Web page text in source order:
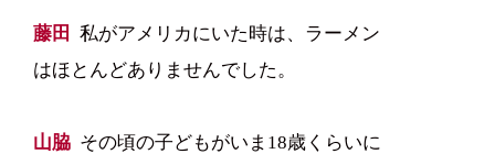
藤田 私がアメリカにいた時は、ラーメン
はほとんどありませんでした。
山脇 その頃の子どもがいま18歳くらいに